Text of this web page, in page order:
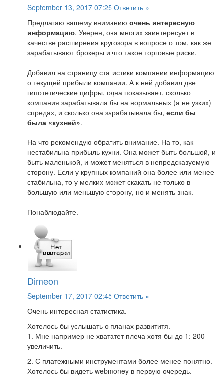
September 13, 2017 07:25 Ответить »
Предлагаю вашему вниманию очень интересную
информацию. Уверен, она многих заинтересует в
качестве расширения кругозора в вопросе о том, как же
зарабатывают брокеры и что такое торговые риски.
Добавил на страницу статистики компании информацию
о текущей прибыли компании. А к ней добавил две
гипотетические цифры, одна показывает, сколько
компания зарабатывала бы на нормальных (а не узких)
спредах, и сколько она зарабатывала бы, если бы
была «кухней».
На что рекомендую обратить внимание. На то, как
нестабильна прибыль кухни. Она может быть большой, и
быть маленькой, и может меняться в непредсказуемую
сторону. Если у крупных компаний она более или менее
стабильна, то у мелких может скакать не только в
большую или меньшую сторону, но и менять знак.
Понаблюдайте.
Dimeon
September 17, 2017 02:45 Ответить »
Очень интересная статистика.
Хотелось бы услышать о планах развититя.
1. Мне например не хвататет плеча хотя бы до 1: 200
увеличить.
2. С платежными инструментами более менее понятно.
Хотелось бы видеть webmoney в первую очередь.